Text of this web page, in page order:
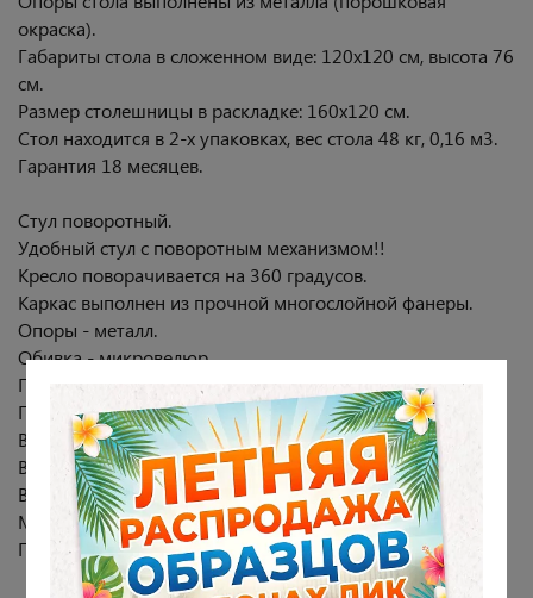
окраска).
Габариты стола в сложенном виде: 120х120 см, высота 76
см.
Размер столешницы в раскладке: 160х120 см.
Стол находится в 2-х упаковках, вес стола 48 кг, 0,16 м3.
Гарантия 18 месяцев.
Стул поворотный.
Удобный стул с поворотным механизмом!!
Кресло поворачивается на 360 градусов.
Каркас выполнен из прочной многослойной фанеры.
Опоры - металл.
Обивка - микровелюр.
Габариты стула общие: 60х65 см, высота 83 см.
Габариты сиденья внутренние: Ш38хГ46 см.
Высота спинки: 42 см.
Высота от пола до сиденья: 45 см.
Высота подлокотника - 18 см.
Максимальная нагрузка на стул 120 кг.
Гарантия 18 месяцев.